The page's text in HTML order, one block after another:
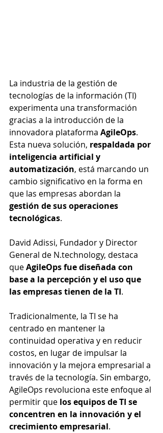
La industria de la gestión de
tecnologías de la información (TI)
experimenta una transformación
gracias a la introducción de la
innovadora plataforma AgileOps.
Esta nueva solución, respaldada por
inteligencia artificial y
automatización, está marcando un
cambio significativo en la forma en
que las empresas abordan la
gestión de sus operaciones
tecnológicas.
David Adissi, Fundador y Director
General de N.technology, destaca
que AgileOps fue diseñada con
base a la percepción y el uso que
las empresas tienen de la TI.
Tradicionalmente, la TI se ha
centrado en mantener la
continuidad operativa y en reducir
costos, en lugar de impulsar la
innovación y la mejora empresarial a
través de la tecnología. Sin embargo,
AgileOps revoluciona este enfoque al
permitir que los equipos de TI se
concentren en la innovación y el
crecimiento empresarial.